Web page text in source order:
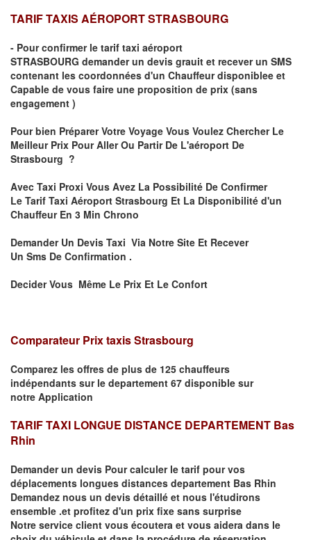
TARIF TAXIS AÉROPORT STRASBOURG
- Pour confirmer le tarif taxi aéroport
STRASBOURG demander un devis grauit et recever un SMS
contenant les coordonnées d'un Chauffeur disponiblee et
Capable de vous faire une proposition de prix (sans
engagement )
Pour bien Préparer Votre Voyage Vous Voulez Chercher Le
Meilleur Prix Pour Aller Ou Partir De L'aéroport De
Strasbourg ?
Avec Taxi Proxi Vous Avez La Possibilité De Confirmer
Le Tarif Taxi Aéroport Strasbourg Et La Disponibilité d'un
Chauffeur En 3 Min Chrono
Demander Un Devis Taxi Via Notre Site Et Recever
Un Sms De Confirmation .
Decider Vous Même Le Prix Et Le Confort
Comparateur Prix taxis Strasbourg
Comparez les offres de plus de 125 chauffeurs
indépendants sur le departement 67 disponible sur
notre Application
TARIF TAXI LONGUE DISTANCE DEPARTEMENT Bas
Rhin
Demander un devis Pour calculer le tarif pour vos
déplacements longues distances departement Bas Rhin
Demandez nous un devis détaillé et nous l'étudirons
ensemble .et profitez d'un prix fixe sans surprise
Notre service client vous écoutera et vous aidera dans le